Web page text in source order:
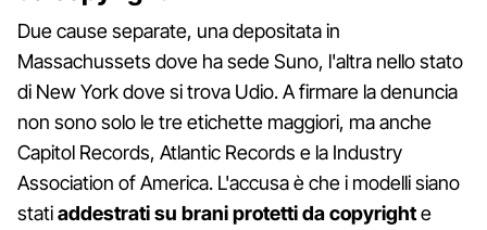
Due cause separate, una depositata in
Massachussets dove ha sede Suno, l'altra nello stato
di New York dove si trova Udio. A firmare la denuncia
non sono solo le tre etichette maggiori, ma anche
Capitol Records, Atlantic Records e la Industry
Association of America. L'accusa è che i modelli siano
statiaddestrati su brani protetti da copyrighte